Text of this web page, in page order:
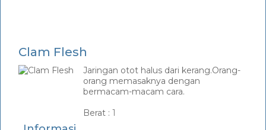
Clam Flesh
Jaringan otot halus dari kerang.Orang-
orang memasaknya dengan
bermacam-macam cara.
Berat : 1